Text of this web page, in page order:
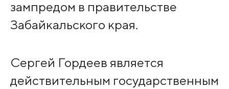
зампредом в правительстве
Забайкальского края.
Сергей Гордеев является
действительным государственным